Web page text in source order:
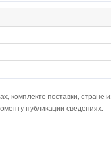
комплекте поставки,
публикации сведениях.